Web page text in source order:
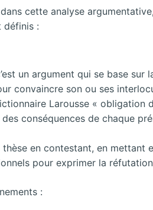
cette analyse
définis :
un argument qui se base
convaincre son ou ses
Larousse « obligation
conséquences de chaque
en contestant, en mettant
pour exprimer la
: